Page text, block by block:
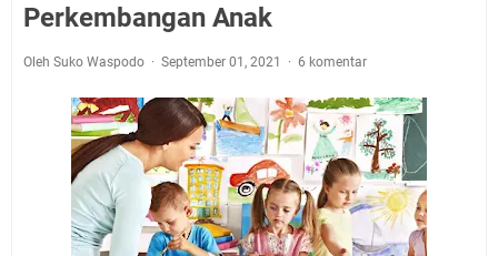
Perkembangan Anak
Oleh Suko Waspodo September 01, 2021 6 komentar